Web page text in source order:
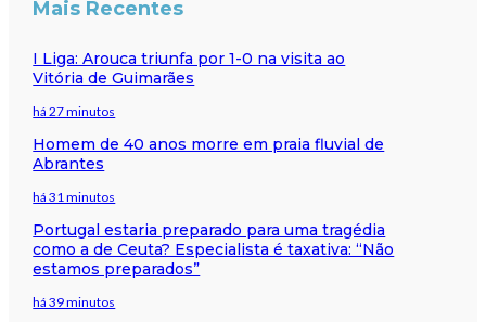
Mais Recentes
I Liga: Arouca triunfa por 1-0 na visita ao
Vitória de Guimarães
há 27 minutos
Homem de 40 anos morre em praia fluvial de
Abrantes
há 31 minutos
Portugal estaria preparado para uma tragédia
como a de Ceuta? Especialista é taxativa: “Não
estamos preparados”
há 39 minutos